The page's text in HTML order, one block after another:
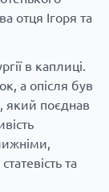
отця Ігоря та
в каплиці.
а опісля був
який поєднав
та